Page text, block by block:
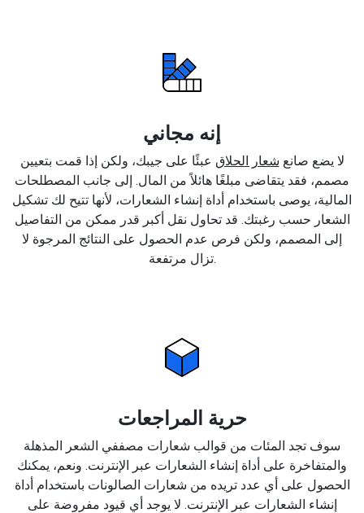
إنه مجاني
لا يضع صانع شعار الحلاق عبئًا على جيبك، ولكن إذا قمت بتعيين
مصمم، فقد يتقاضى مبلغًا هائلاً من المال. إلى جانب المصطلحات
المالية، يوصى باستخدام أداة إنشاء الشعارات، لأنها تتيح لك تشكيل
الشعار حسب رغبتك. قد تحاول نقل أكبر قدر ممكن من التفاصيل
إلى المصمم، ولكن فرص عدم الحصول على النتائج المرجوة لا
تزال مرتفعة.
حرية المراجعات
سوف تجد المئات من قوالب شعارات مصففي الشعر المذهلة
والمتفاخرة على أداة إنشاء الشعارات عبر الإنترنت. ونعم، يمكنك
الحصول على أي عدد تريده من شعارات الصالونات باستخدام أداة
إنشاء الشعارات عبر الإنترنت. لا يوجد أي قيود مفروضة على